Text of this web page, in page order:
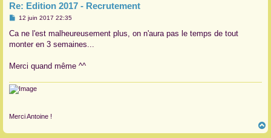
Re: Edition 2017 - Recrutement
M
s
a
12 juin 2017 22:35
Ca ne l'est malheureusement plus, on n'aura pas le temps de tout
monter en 3 semaines...
Merci quand même ^^
Merci Antoine !
a